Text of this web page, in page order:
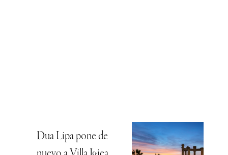
Dua Lipa pone de